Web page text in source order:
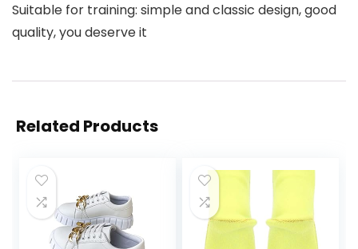
Suitable for training: simple and classic design, good
quality, you deserve it
Related Products